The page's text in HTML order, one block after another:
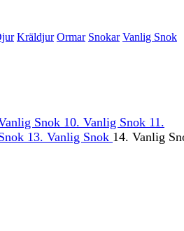
Kräldjur Ormar Snokar Vanlig Snok
Snok 10. Vanlig Snok 11.
13. Vanlig Snok 14. Vanlig